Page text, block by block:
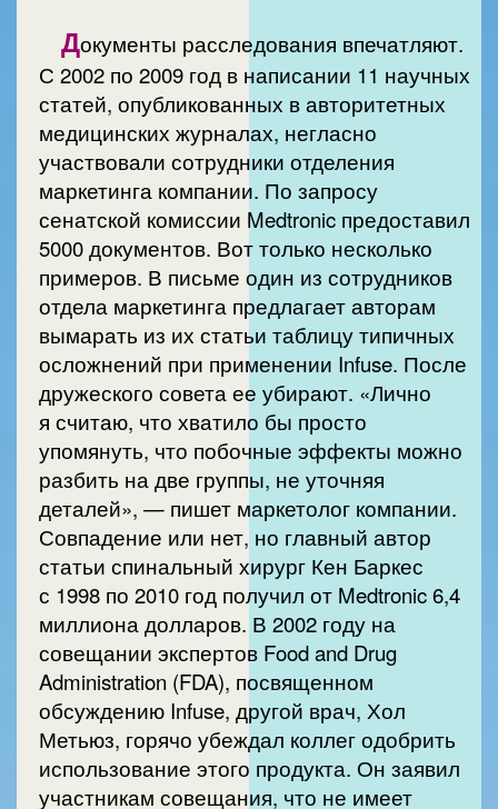
Документы расследования впечатляют.
С 2002 по 2009 год в написании 11 научных
статей, опубликованных в авторитетных
медицинских журналах, негласно
участвовали сотрудники отделения
маркетинга компании. По запросу
сенатской комиссии Medtronic предоставил
5000 документов. Вот только несколько
примеров. В письме один из сотрудников
отдела маркетинга предлагает авторам
вымарать из их статьи таблицу типичных
осложнений при применении Infuse. После
дружеского совета ее убирают. «Лично
я считаю, что хватило бы просто
упомянуть, что побочные эффекты можно
разбить на две группы, не уточняя
деталей», — пишет маркетолог компании.
Совпадение или нет, но главный автор
статьи спинальный хирург Кен Баркес
с 1998 по 2010 год получил от Medtronic 6,4
миллиона долларов. В 2002 году на
совещании экспертов Food and Drug
Administration (FDA), посвященном
обсуждению Infuse, другой врач, Хол
Метьюз, горячо убеждал коллег одобрить
использование этого продукта. Он заявил
участникам совещания, что не имеет